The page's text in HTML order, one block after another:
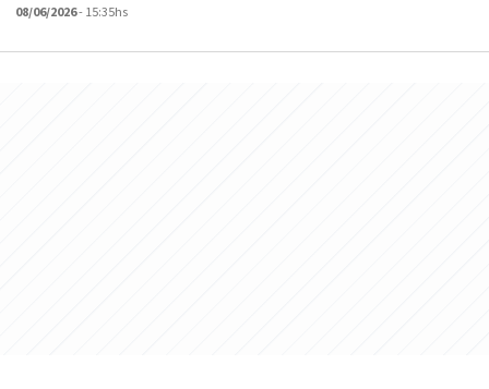
08/06/2026- 15:35hs